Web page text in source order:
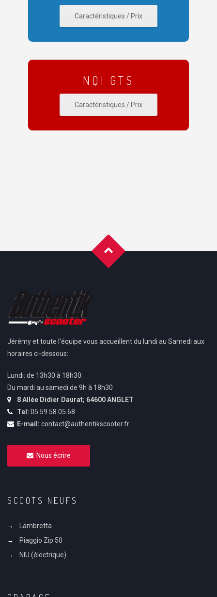
Caractéristiques / Prix
NQI GTS
Caractéristiques / Prix
Jérémy et toute l'équipe vous accueillent du lundi au Samedi aux
horaires ci-dessous:
Lundi: de 13h30 à 18h30.
Du mardi au samedi de 9h à 18h30
8 Allée Didier Daurat; 64600 ANGLET
Tel: 05.59.58.05.68
E-mail: contact@authentikscooter.fr
Nous écrire
SCOOTS NEUFS
Lambretta
Piaggio Zip 50
NIU (électrique)